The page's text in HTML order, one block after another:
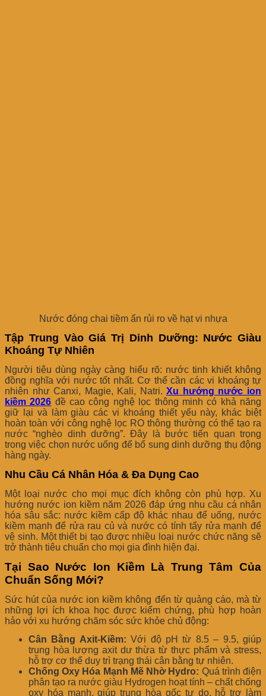
Nước đóng chai tiềm ẩn rủi ro về hạt vi nhựa
Tập Trung Vào Giá Trị Dinh Dưỡng: Nước Giàu
Khoáng Tự Nhiên
Người tiêu dùng ngày càng hiểu rõ: nước tinh khiết không
đồng nghĩa với nước tốt nhất. Cơ thể cần các vi khoáng tự
nhiên như Canxi, Magie, Kali, Natri.Xu hướng nước ion
kiềm 2026 đề cao công nghệ lọc thông minh có khả năng
giữ lại và làm giàu các vi khoáng thiết yếu này, khác biệt
hoàn toàn với công nghệ lọc RO thông thường có thể tạo ra
nước “nghèo dinh dưỡng”. Đây là bước tiến quan trọng
trong việc chọn nước uống để bổ sung dinh dưỡng thụ động
hàng ngày.
Nhu Cầu Cá Nhân Hóa & Đa Dụng Cao
Một loại nước cho mọi mục đích không còn phù hợp. Xu
hướng nước ion kiềm năm 2026 đáp ứng nhu cầu cá nhân
hóa sâu sắc: nước kiềm cấp độ khác nhau để uống, nước
kiềm mạnh để rửa rau củ và nước có tính tẩy rửa mạnh để
vệ sinh. Một thiết bị tạo được nhiều loại nước chức năng sẽ
trở thành tiêu chuẩn cho mọi gia đình hiện đại.
Tại Sao Nước Ion Kiềm Là Trung Tâm Của
Chuẩn Sống Mới?
Sức hút của nước ion kiềm không đến từ quảng cáo, mà từ
những lợi ích khoa học được kiểm chứng, phù hợp hoàn
hảo với xu hướng chăm sóc sức khỏe chủ động:
Cân Bằng Axit-Kiềm:Với độ pH từ 8.5 – 9.5, giúp
trung hòa lượng axit dư thừa từ thực phẩm và stress,
hỗ trợ cơ thể duy trì trạng thái cân bằng tự nhiên.
Chống Oxy Hóa Mạnh Mẽ Nhờ Hydro: Quá trình điện
phân tạo ra nước giàu Hydrogen hoạt tính – chất chống
oxy hóa mạnh, giúp trung hòa gốc tự do, hỗ trợ làm